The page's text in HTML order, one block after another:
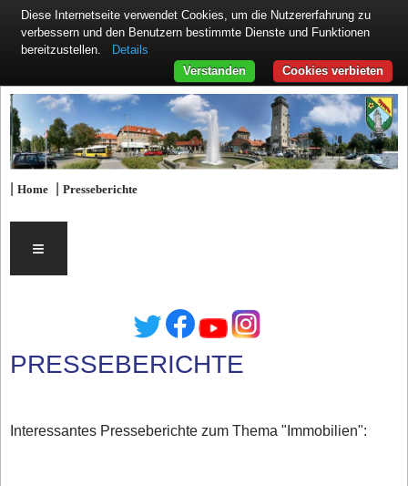
|Home |Presseberichte
≡
PRESSEBERICHTE
Interessantes Presseberichte zum Thema "Immobilien":
Diese Internetseite verwendet Cookies, um die Nutzererfahrung zu
verbessern und den Benutzern bestimmte Dienste und Funktionen
bereitzustellen.
Details
Cookies verbieten
Verstanden